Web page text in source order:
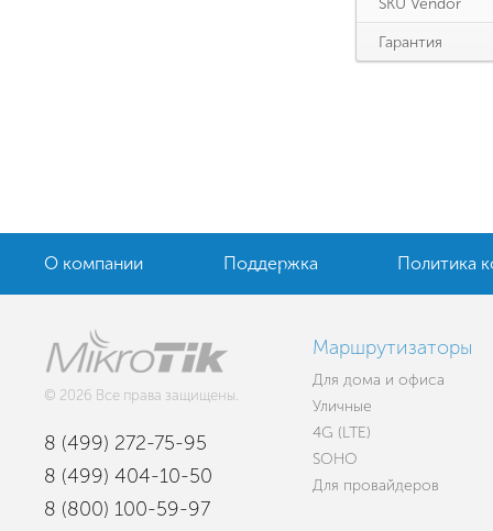
SKU Vendor
Гарантия
О компании Поддержка Политика
© 2026 Все права защищены.
8 (499) 272-75-95
8 (499) 404-10-50
8 (800) 100-59-97
Маршрутизаторы
Для дома и офиса
Уличные
4G (LTE)
SOHO
Для провайдеров